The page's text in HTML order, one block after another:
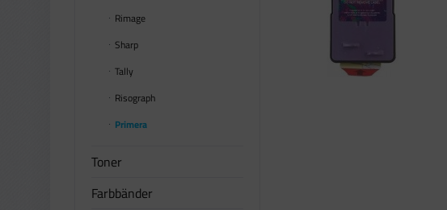
Rimage
Sharp
Tally
Risograph
Primera
Toner
Farbbänder